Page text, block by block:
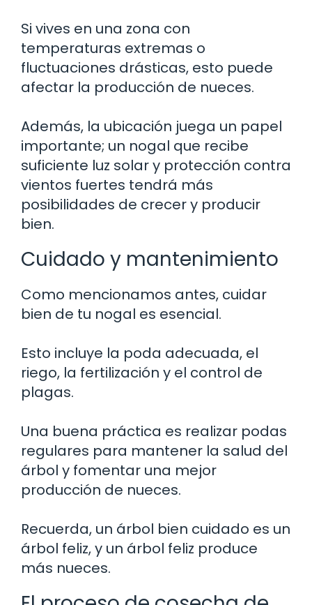
Si vives en una zona con
temperaturas extremas o
fluctuaciones drásticas, esto puede
afectar la producción de nueces.
Además, la ubicación juega un papel
importante; un nogal que recibe
suficiente luz solar y protección contra
vientos fuertes tendrá más
posibilidades de crecer y producir
bien.
Cuidado y mantenimiento
Como mencionamos antes, cuidar
bien de tu nogal es esencial.
Esto incluye la poda adecuada, el
riego, la fertilización y el control de
plagas.
Una buena práctica es realizar podas
regulares para mantener la salud del
árbol y fomentar una mejor
producción de nueces.
Recuerda, un árbol bien cuidado es un
árbol feliz, y un árbol feliz produce
más nueces.